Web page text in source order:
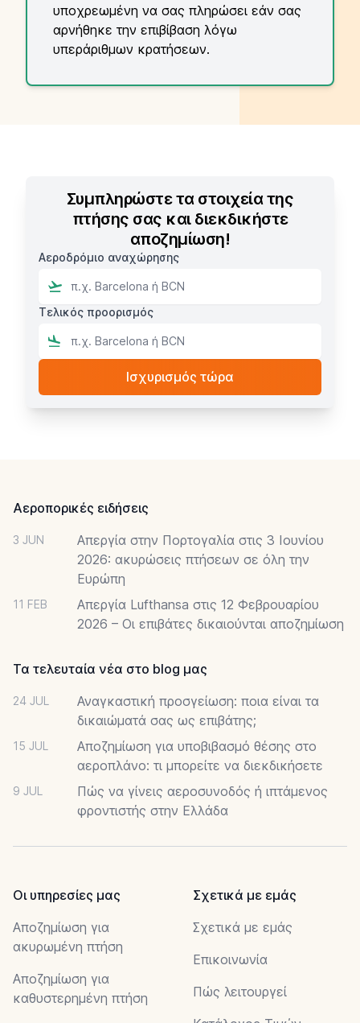
υποχρεωμένη να σας πληρώσει εάν σας
αρνήθηκε την επιβίβαση λόγω
υπεράριθμων κρατήσεων.
Συμπληρώστε τα στοιχεία της
πτήσης σας και διεκδικήστε
αποζημίωση!
Αεροδρόμιο αναχώρησης
Τελικός προορισμός
Αεροπορικές ειδήσεις
3 JUN
Απεργία στην Πορτογαλία στις 3 Ιουνίου
2026: ακυρώσεις πτήσεων σε όλη την
Ευρώπη
11 FEB
Απεργία Lufthansa στις 12 Φεβρουαρίου
2026 – Οι επιβάτες δικαιούνται αποζημίωση
Τα τελευταία νέα στο blog μας
24 JUL
Αναγκαστική προσγείωση: ποια είναι τα
δικαιώματά σας ως επιβάτης;
15 JUL
Αποζημίωση για υποβιβασμό θέσης στο
αεροπλάνο: τι μπορείτε να διεκδικήσετε
9 JUL
Πώς να γίνεις αεροσυνοδός ή ιπτάμενος
φροντιστής στην Ελλάδα
Οι υπηρεσίες μας
Αποζημίωση για
ακυρωμένη πτήση
Αποζημίωση για
καθυστερημένη πτήση
Σχετικά με εμάς
Σχετικά με εμάς
Επικοινωνία
Πώς λειτουργεί